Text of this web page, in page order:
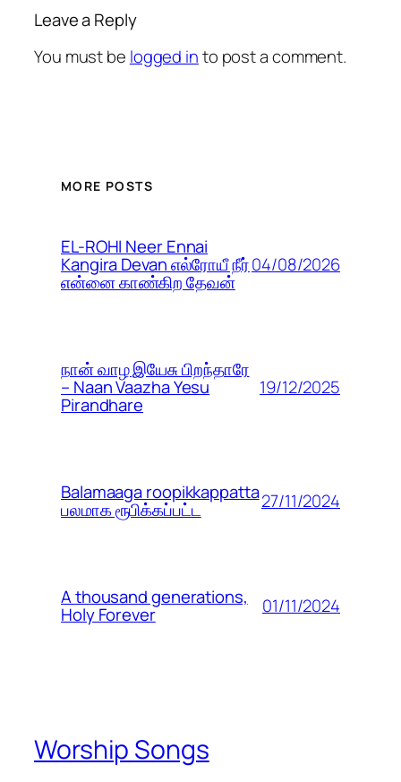
Leave a Reply
You must be logged into post a comment.
MORE POSTS
EL-ROHI Neer Ennai
Kangira Devan எல்ரோயீ நீர்
என்னை காண்கிற தேவன்
04/08/2026
நான் வாழ இயேசு பிறந்தாரே
– Naan Vaazha Yesu
Pirandhare
19/12/2025
Balamaaga roopikkappatta
பலமாக ரூபிக்கப்பட்ட 27/11/2024
A thousand generations,
Holy Forever 01/11/2024
Worship Songs